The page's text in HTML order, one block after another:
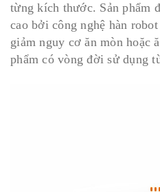
từng kích thước. Sản phẩm
cao bởi công nghệ hàn
giảm nguy cơ ăn mòn hoặc
phẩm có vòng đời sử dụng